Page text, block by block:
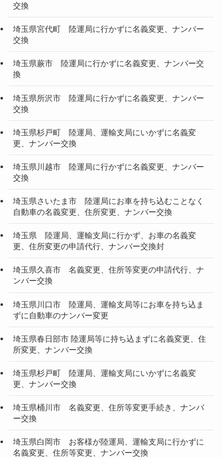
交換
埼玉県宮代町 陸運局に行かずに名義変更、ナンバー
交換
埼玉県蕨市 陸運局に行かずに名義変更、ナンバー交
換
埼玉県所沢市 陸運局に行かずに名義変更、ナンバー
交換
埼玉県杉戸町 陸運局、運輸支局にいかずに名義変
更、ナンバー交換
埼玉県川越市 陸運局に行かずに名義変更、ナンバー
交換
埼玉県さいたま市 陸運局にお車を持ち込むことなく
自動車の名義変更、住所変更、ナンバー交換
埼玉県 陸運局、運輸支局に行かず、お車の名義変
更、住所変更の申請代行、ナンバー交換封
埼玉県久喜市 名義変更、住所等変更の申請代行、ナ
ンバー交換
埼玉県川口市 陸運局、運輸支局等にお車を持ち込ま
ずに自動車のナンバー変更
埼玉県春日部市 陸運局等に持ち込まずに名義変更、住
所変更、ナンバー交換
埼玉県杉戸町 陸運局、運輸支局にいかずに名義変
更、ナンバー交換
埼玉県桶川市 名義変更、住所等変更手続き、ナンバ
ー交換
埼玉県白岡市 お客様が陸運局、運輸支局に行かずに
名義変更、住所等変更、ナンバー交換